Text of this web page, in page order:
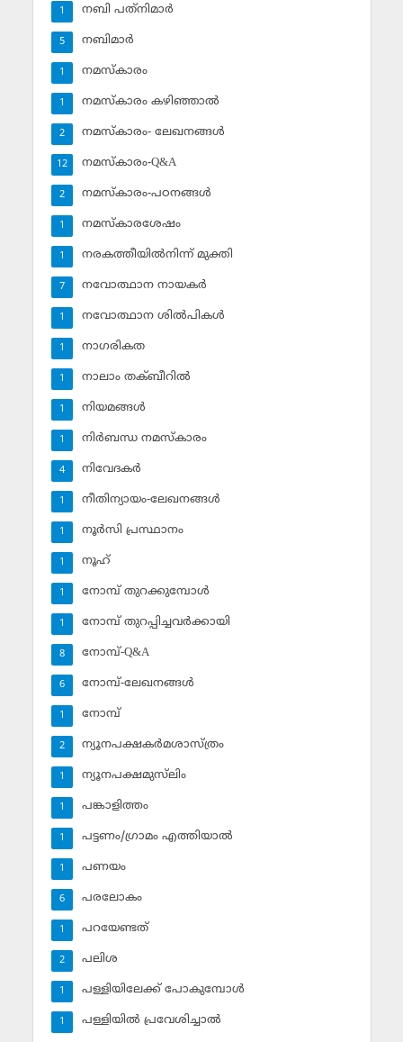
നബി പത്‌നിമാര്‍
1
നബിമാര്‍
5
നമസ്‌കാരം
1
നമസ്‌കാരം കഴിഞ്ഞാല്‍
1
നമസ്‌കാരം- ലേഖനങ്ങള്‍
2
നമസ്‌കാരം-Q&A
12
നമസ്‌കാരം-പഠനങ്ങള്‍
2
നമസ്‌കാരശേഷം
1
നരകത്തീയില്‍നിന്ന് മുക്തി
1
നവോത്ഥാന നായകര്‍
7
നവോത്ഥാന ശില്‍പികള്‍
1
നാഗരികത
1
നാലാം തക്ബീറില്‍
1
നിയമങ്ങള്‍
1
നിര്‍ബന്ധ നമസ്‌കാരം
1
നിവേദകര്‍
4
നീതിന്യായം-ലേഖനങ്ങള്‍
1
നൂര്‍സി പ്രസ്ഥാനം
1
നൂഹ്‌
1
നോമ്പ് തുറക്കുമ്പോള്‍
1
നോമ്പ് തുറപ്പിച്ചവര്‍ക്കായി
1
നോമ്പ്-Q&A
8
നോമ്പ്-ലേഖനങ്ങള്‍
6
നോമ്പ്‌
1
ന്യൂനപക്ഷകര്‍മശാസ്ത്രം
2
ന്യൂനപക്ഷമുസ്‌ലിം
1
പങ്കാളിത്തം
1
പട്ടണം/ഗ്രാമം എത്തിയാല്‍
1
പണയം
1
പരലോകം
6
പറയേണ്ടത്
1
പലിശ
2
പള്ളിയിലേക്ക് പോകുമ്പോള്‍
1
പള്ളിയില്‍ പ്രവേശിച്ചാല്‍
1